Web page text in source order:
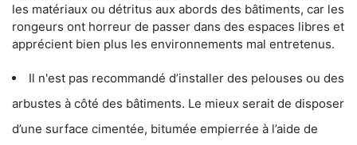
les matériaux ou détritus aux abords des bâtiments, car les
rongeurs ont horreur de passer dans des espaces libres et
apprécient bien plus les environnements mal entretenus.
Il n'est pas recommandé d’installer des pelouses ou des
arbustes à côté des bâtiments. Le mieux serait de disposer
d’une surface cimentée, bitumée empierrée à l’aide de